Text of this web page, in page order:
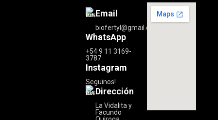
Email
biofertyl@gmail.com
WhatsApp
+54 9 11 3169-
3787
Instagram
Seguinos!
Dirección
La Vidalita y
Facundo